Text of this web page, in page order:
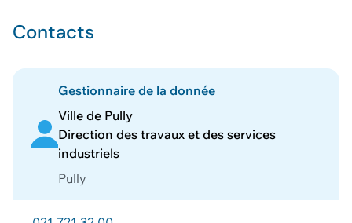
Contacts
Gestionnaire de la donnée
Ville de Pully
Direction des travaux et des services
industriels
Pully